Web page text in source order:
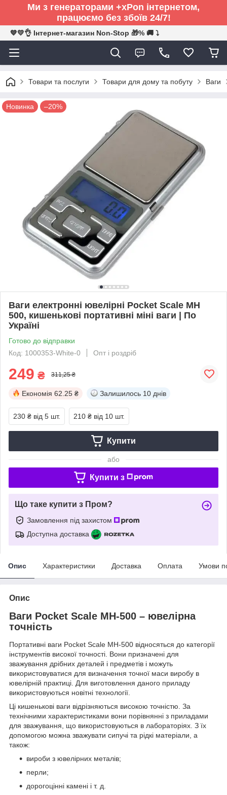
Ми з генераторами +xPon інтернетом,
працюємо без збоїв 24/7!
💙💛👌 Інтернет-магазин Non-Stop 🎁% 🚚 ⤵
Товари та послуги Товари для дому та побуту Ваги
Новинка –20%
Ваги електронні ювелірні Pocket Scale MH
500, кишенькові портативні міні ваги | По
Україні
Готово до відправки
Код: 1000353-White-0
Опт і роздріб
249 ₴ 311,25 ₴
Економія 62.25 ₴ Залишилось 10 днів
230 ₴ від 5 шт. 210 ₴ від 10 шт.
Купити
або
Купити з
Що таке купити з Пром?
Замовлення під захистом
Доступна доставка
Опис Характеристики Доставка Оплата Умови
Опис
Ваги Pоcket Scаle MH-500 – ювелірна
точність
Портативні ваги Pоcket Scаle MH-500 відносяться до категорії
інструментів високої точності. Вони призначені для
зважування дрібних деталей і предметів і можуть
використовуватися для визначення точної маси виробу в
ювелірній практиці. Для виготовлення даного приладу
використовуються новітні технології.
Ці кишенькові ваги відрізняються високою точністю. За
технічними характеристиками вони порівнянні з приладами
для зважування, що використовуються в лабораторіях. З їх
допомогою можна зважувати сипучі та рідкі матеріали, а
також:
вироби з ювелірних металів;
перли;
дорогоцінні камені і т. д.